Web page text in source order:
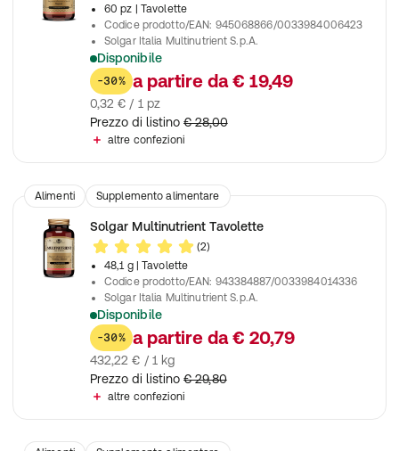
60 pz
| Tavolette
Codice prodotto/EAN: 945068866/0033984006423
Solgar Italia Multinutrient S.p.A.
Disponibile
Contribuisce all'integrazione di nutrienti in caso di aumentato
-30% a partire da € 19,49
0,32 € / 1 pz
Prezzo di listino € 28,00
altre confezioni
Alimenti Supplemento alimentare
Solgar Multinutrient Tavolette
(2)
48,1 g
| Tavolette
Codice prodotto/EAN: 943384887/0033984014336
Solgar Italia Multinutrient S.p.A.
Disponibile
Contribuisce all'integrazione di nutrienti in caso di aumentato
-30% a partire da € 20,79
432,22 € / 1 kg
Prezzo di listino € 29,80
altre confezioni